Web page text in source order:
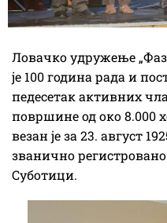
Ловачко удружење
је 100 година рада и
педесетак активних
површине од око 8.000
везан је за 23. август
званично
Суботици.